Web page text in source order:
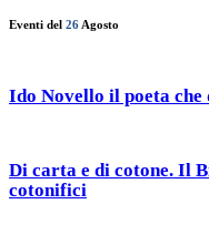
Eventi del 26 Agosto
Ido Novello il poeta che
Di carta e di cotone. Il
cotonifici